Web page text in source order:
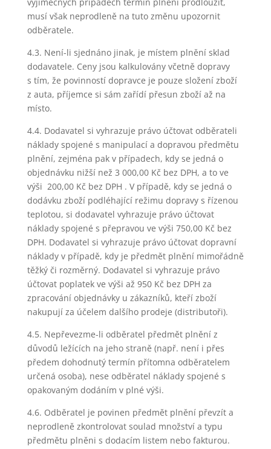
musí však neprodleně na tuto změnu upozornit
odběratele.
4.3. Není-li sjednáno jinak, je místem plnění sklad
dodavatele. Ceny jsou kalkulovány včetně dopravy
s tím, že povinností dopravce je pouze složení zboží
z auta, příjemce si sám zařídí přesun zboží až na
místo.
4.4. Dodavatel si vyhrazuje právo účtovat odběrateli
náklady spojené s manipulací a dopravou předmětu
plnění, zejména pak v případech, kdy se jedná o
objednávku nižší než 3 000,00 Kč bez DPH, a to ve
výši 200,00 Kč bez DPH . V případě, kdy se jedná o
dodávku zboží podléhající režimu dopravy s řízenou
teplotou, si dodavatel vyhrazuje právo účtovat
náklady spojené s přepravou ve výši 750,00 Kč bez
DPH. Dodavatel si vyhrazuje právo účtovat dopravní
náklady v případě, kdy je předmět plnění mimořádně
těžký či rozměrný. Dodavatel si vyhrazuje právo
účtovat poplatek ve výši až 950 Kč bez DPH za
zpracování objednávky u zákazníků, kteří zboží
nakupují za účelem dalšího prodeje (distributoři).
4.5. Nepřevezme-li odběratel předmět plnění z
důvodů ležících na jeho straně (např. není i přes
předem dohodnutý termín přítomna odběratelem
určená osoba), nese odběratel náklady spojené s
opakovaným dodáním v plné výši.
4.6. Odběratel je povinen předmět plnění převzít a
neprodleně zkontrolovat soulad množství a typu
předmětu plněni s dodacím listem nebo fakturou.